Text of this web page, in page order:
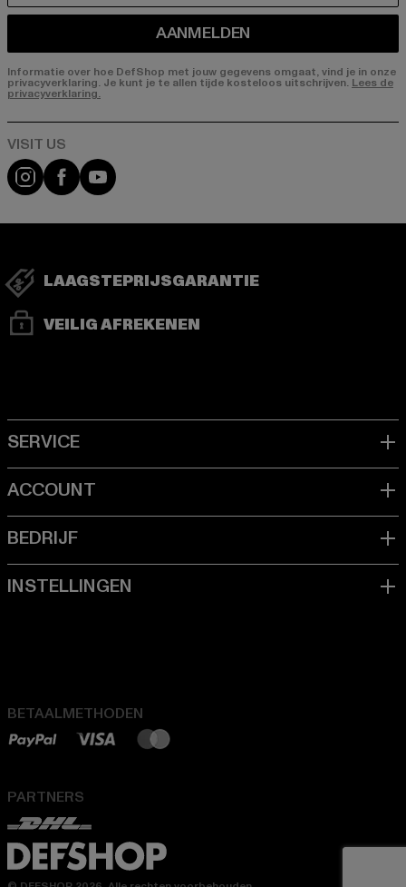
AANMELDEN
Informatie over hoe DefShop met jouw gegevens omgaat, vind je in onze
privacyverklaring. Je kunt je te allen tijde kosteloos uitschrijven. Lees de
privacyverklaring.
Visit our Instagram page:
Visit our Facebook page:
Visit our YouTube channel:
LAAGSTEPRIJSGARANTIE
VEILIG AFREKENEN
BETAALMETHODEN
PARTNERS